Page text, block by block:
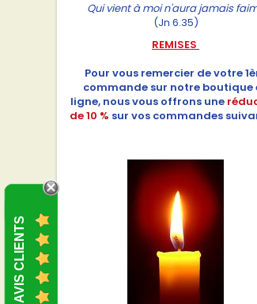
Qui vient à moi n'aura jamais
(Jn 6.35)
REMISES
Pour vous remercier de votre
commande sur notre boutique
ligne, nous vous offrons une
de 10 % sur vos commandes
AVIS CLIENTS